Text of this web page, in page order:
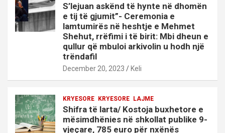
S’lejuan askënd të hynte në dhomën
e tij të gjumit”- Ceremonia e
lamtumirës në heshtje e Mehmet
Shehut, rrëfimi i të birit: Mbi dheun e
qullur që mbuloi arkivolin u hodh një
trëndafil
December 20, 2023 Keli
KRYESORE KRYESORE LAJME
Shifra të larta/ Kostoja buxhetore e
mësimdhënies në shkollat publike 9-
vjeçare, 785 euro për nxënës